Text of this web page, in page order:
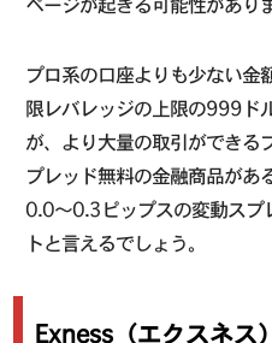
プロ系の口座よりも少ない金
限レバレッジの上限の999ド
が、より大量の取引ができる
プレッド無料の金融商品があ
0.0〜0.3ピップスの変動スプ
トと言えるでしょう。
Exness（エクスネス